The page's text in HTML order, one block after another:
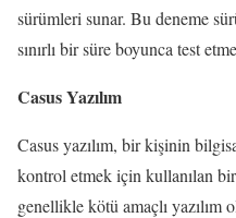
sürümleri sunar. Bu deneme
sınırlı bir süre boyunca test
Casus Yazılım
Casus yazılım, bir kişinin
kontrol etmek için kullanılan bir
genellikle kötü amaçlı yazılım